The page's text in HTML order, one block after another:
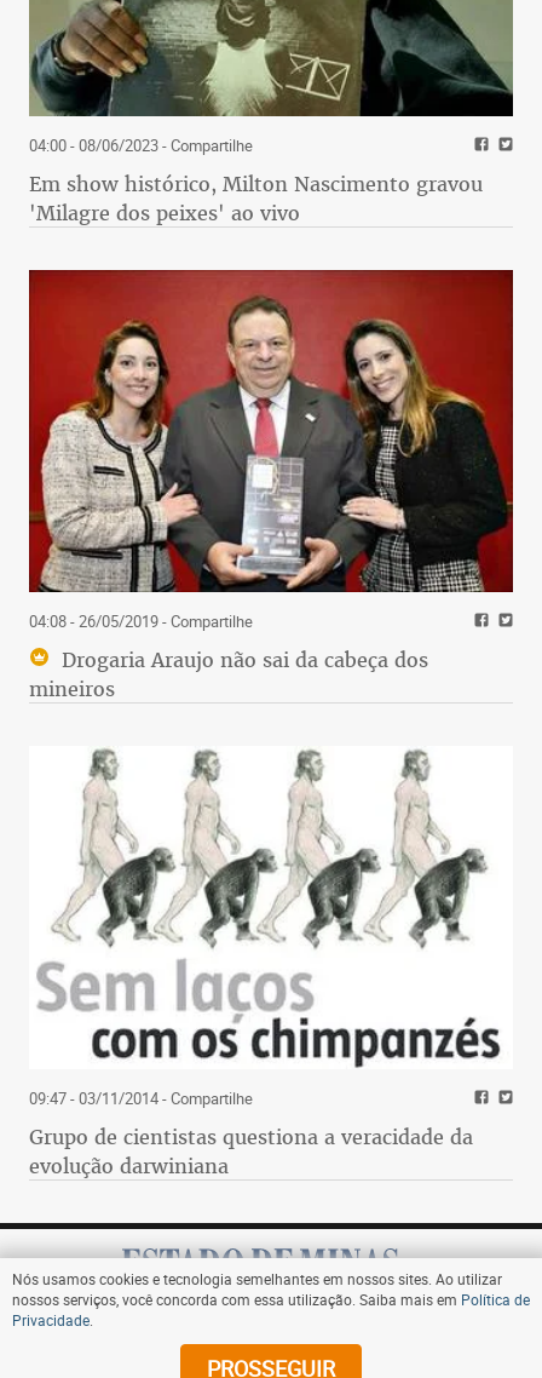
04:00 - 08/06/2023- Compartilhe
Em show histórico, Milton Nascimento gravou
'Milagre dos peixes' ao vivo
04:08 - 26/05/2019- Compartilhe
Drogaria Araujo não sai da cabeça dos
mineiros
09:47 - 03/11/2014- Compartilhe
Grupo de cientistas questiona a veracidade da
evolução darwiniana
Nós usamos cookies e tecnologia semelhantes em nossos sites. Ao utilizar
nossos serviços, você concorda com essa utilização. Saiba mais em Política de
Privacidade
PROSSEGUIR
Assine